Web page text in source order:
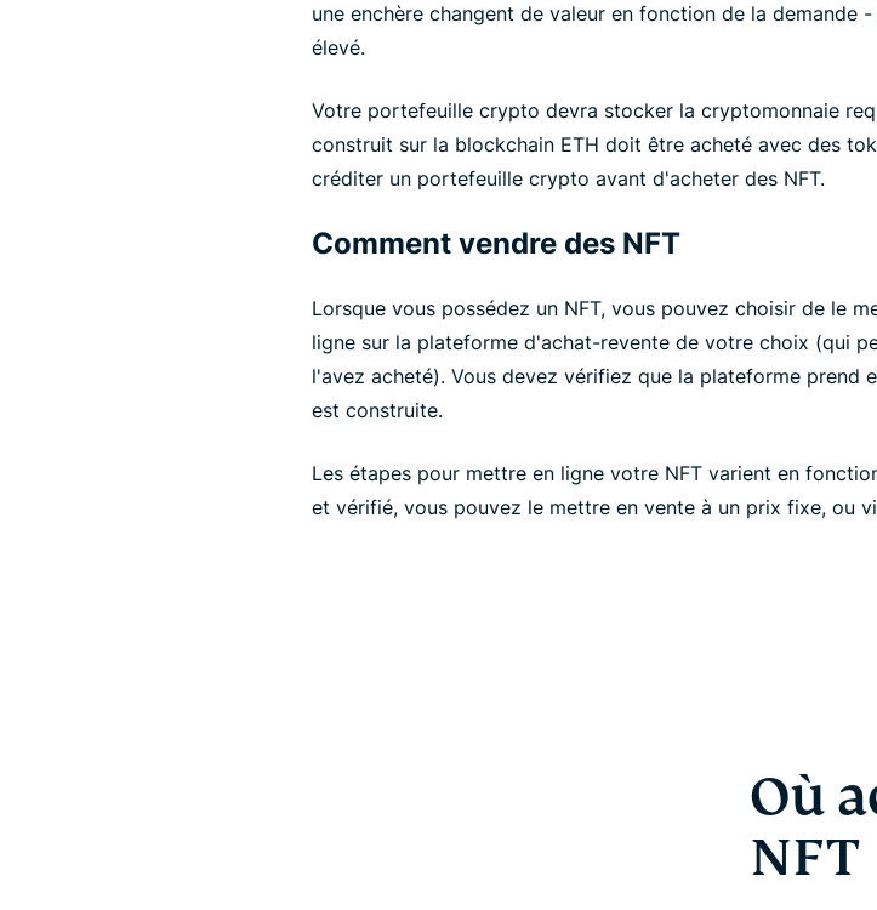
une enchère changent de valeur en fonction de la demande
élevé.
Votre portefeuille crypto devra stocker la cryptomonnaie
construit sur la blockchain ETH doit être acheté avec des
créditer un portefeuille crypto avant d'acheter des NFT.
Comment vendre des NFT
Lorsque vous possédez un NFT, vous pouvez choisir de le
ligne sur la plateforme d'achat-revente de votre choix (qui
l'avez acheté). Vous devez vérifiez que la plateforme prend
est construite.
Les étapes pour mettre en ligne votre NFT varient en
et vérifié, vous pouvez le mettre en vente à un prix fixe, ou
Où
NFT